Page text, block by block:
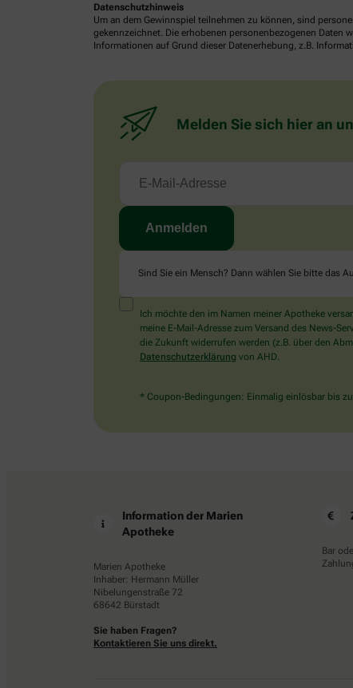
Datenschutzhinweis
Um an dem Gewinnspiel teilnehmen zu können, sind
gekennzeichnet. Die erhobenen personenbezogenen Daten
Informationen auf Grund dieser Datenerhebung, z.B.
Melden Sie sich hier an
Sind Sie ein Mensch? Dann wählen Sie bitte das
Ich möchte den im Namen meiner Apotheke
meine E-Mail-Adresse zum Versand des News-
die Zukunft widerrufen werden (z.B. über den
Datenschutzerklärung von AHD.
* Coupon-Bedingungen: Einmalig einlösbar bis
Information der Marien
Apotheke
Marien Apotheke
Inhaber: Hermann Müller
Nibelungenstraße 72
68642 Bürstadt
Sie haben Fragen?
Kontaktieren Sie uns direkt.
Bar